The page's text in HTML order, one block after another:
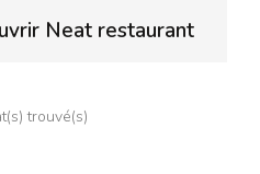
Neat restaurant
trouvé(s)